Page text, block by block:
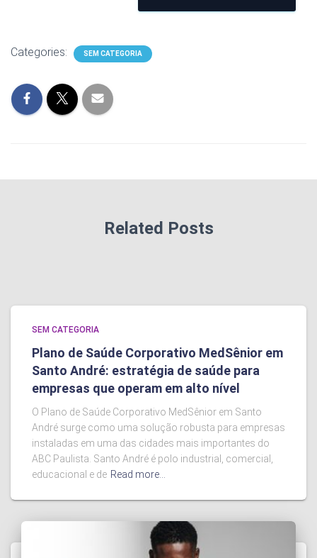
Categories: SEM CATEGORIA
Related Posts
SEM CATEGORIA
Plano de Saúde Corporativo MedSênior em
Santo André: estratégia de saúde para
empresas que operam em alto nível
O Plano de Saúde Corporativo MedSênior em Santo
André surge como uma solução robusta para empresas
instaladas em uma das cidades mais importantes do
ABC Paulista. Santo André é polo industrial, comercial,
educacional e de Read more…